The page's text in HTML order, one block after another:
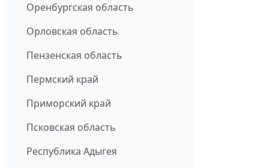
Оренбургская область
Орловская область
Пензенская область
Пермский край
Приморский край
Псковская область
Республика Адыгея